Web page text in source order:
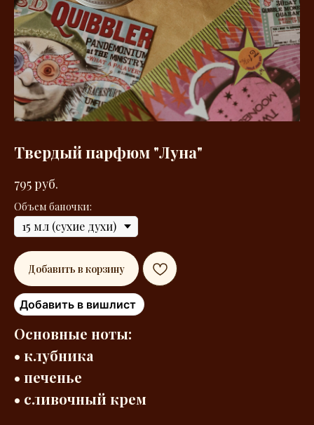
Твердый парфюм "Луна"
795руб.
Объем баночки:
Добавить в корзину
Добавить в вишлист
Основные ноты:
• клубника
• печенье
• сливочный крем